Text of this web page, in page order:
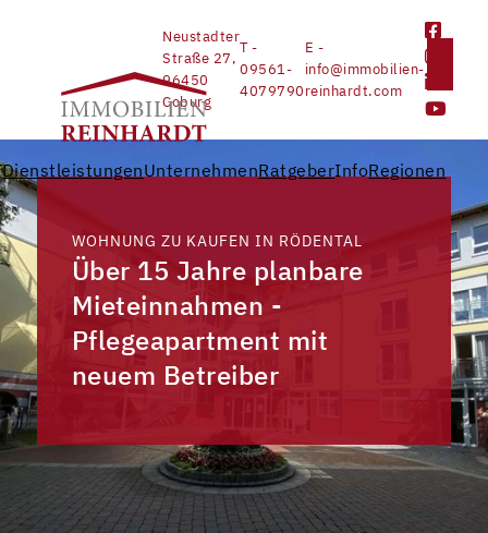
Neustadter
Straße 27,
96450
Coburg
T -
09561-
4079790
E -
info@immobilien-
reinhardt.com
DienstleistungenUnternehmenRatgeberInfoRegionen
WOHNUNG ZU KAUFEN IN RÖDENTAL
Über 15 Jahre planbare
Mieteinnahmen -
Pflegeapartment mit
neuem Betreiber